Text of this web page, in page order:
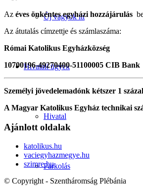
Új vagyok itt
Hivatali ügyek
Hivatal
Parkolás
Az éves önkéntes egyházi hozzájárulás
Az átutalás címzettje és számlaszáma:
Római Katolikus Egyházközség
10700196-49270400-51100005 CIB Bank
Személyi jövedelemadónk kétszer 1
A Magyar Katolikus Egyház technikai
Ajánlott oldalak
katolikus.hu
vaciegyhazmegye.hu
szimre.hu
© Copyright - Szentháromság Plébánia